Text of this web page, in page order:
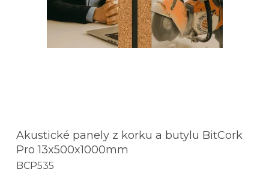
Akustické panely z korku a butylu BitCork
Pro 13x500x1000mm
BCP535